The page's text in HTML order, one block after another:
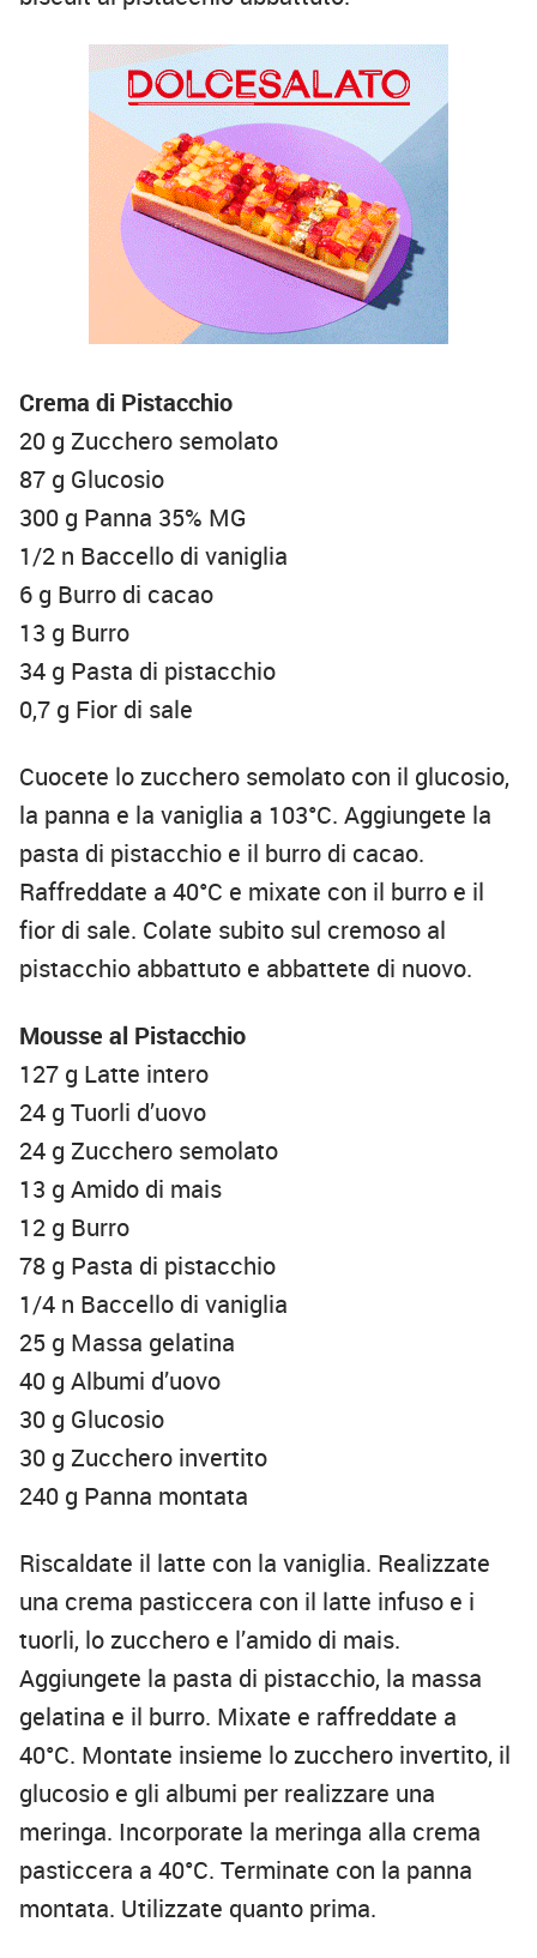
Crema di Pistacchio
20 g Zucchero semolato
87 g Glucosio
300 g Panna 35% MG
1/2 n Baccello di vaniglia
6 g Burro di cacao
13 g Burro
34 g Pasta di pistacchio
0,7 g Fior di sale
Cuocete lo zucchero semolato con il glucosio,
la panna e la vaniglia a 103°C. Aggiungete la
pasta di pistacchio e il burro di cacao.
Raffreddate a 40°C e mixate con il burro e il
fior di sale. Colate subito sul cremoso al
pistacchio abbattuto e abbattete di nuovo.
Mousse al Pistacchio
127 g Latte intero
24 g Tuorli d’uovo
24 g Zucchero semolato
13 g Amido di mais
12 g Burro
78 g Pasta di pistacchio
1/4 n Baccello di vaniglia
25 g Massa gelatina
40 g Albumi d’uovo
30 g Glucosio
30 g Zucchero invertito
240 g Panna montata
Riscaldate il latte con la vaniglia. Realizzate
una crema pasticcera con il latte infuso e i
tuorli, lo zucchero e l’amido di mais.
Aggiungete la pasta di pistacchio, la massa
gelatina e il burro. Mixate e raffreddate a
40°C. Montate insieme lo zucchero invertito, il
glucosio e gli albumi per realizzare una
meringa. Incorporate la meringa alla crema
pasticcera a 40°C. Terminate con la panna
montata. Utilizzate quanto prima.